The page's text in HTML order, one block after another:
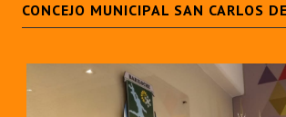
CONCEJO MUNICIPAL SAN CARLOS